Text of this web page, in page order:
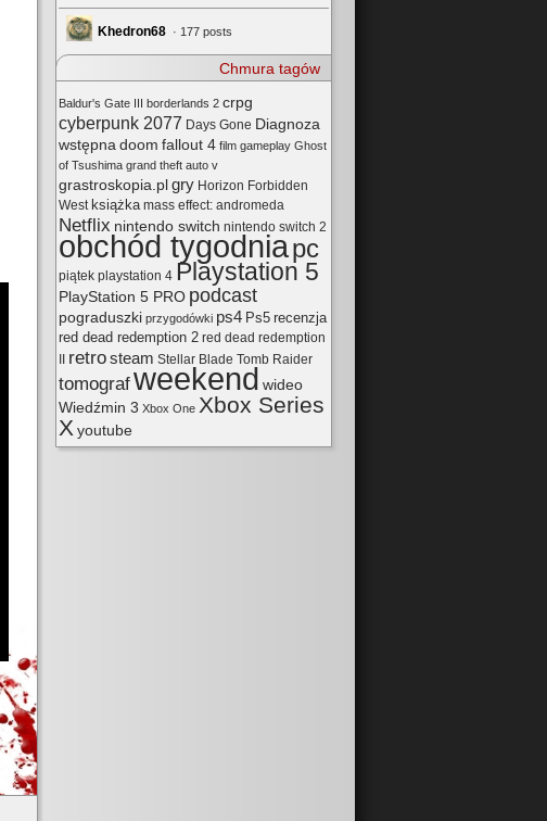
Khedron68 · 177 posts
Chmura tagów
Baldur's Gate III borderlands 2 crpg
cyberpunk 2077 Days Gone Diagnoza
wstępnadoom fallout 4 film gameplay Ghost
of Tsushima grand theft auto v
grastroskopia.pl gry Horizon Forbidden
West książka mass effect: andromeda
Netflix nintendo switch nintendo switch 2
obchód tygodniapc
piątek playstation 4 Playstation 5
PlayStation 5 PRO podcast
pograduszki przygodówki ps4 Ps5 recenzja
red dead redemption 2 red dead redemption
retrosteam Stellar Blade Tomb Raider
tomografweekend wideo
Wiedźmin 3 Xbox One Xbox Series
X youtube